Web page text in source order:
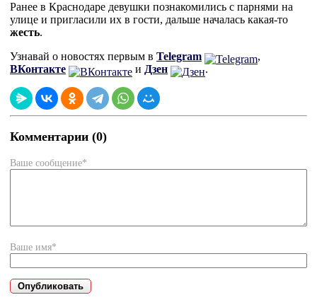
Ранее в Краснодаре девушки познакомились с парнями на
улице и пригласили их в гости, дальше началась какая-то
жесть.
Узнавай о новостях первым в Telegram
,
ВКонтакте
и Дзен .
Комментарии (0)
Ваше сообщение*
Ваше имя*